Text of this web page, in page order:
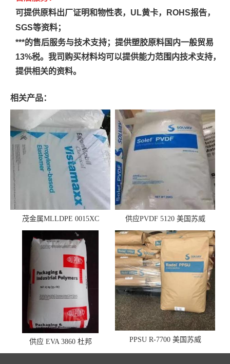
可提供原料出厂证明和物性表，UL黄卡，ROHS报告，
SGS等资料；
***的售后服务与技术支持； 提供塑胶原料国内一般贸易
13%税。 我司购买材料均可以提供能力范围内技术支持，
提供相关的资料。
相关产品：
茂金属MLLDPE 0015XC
0019XC 现货
供应PVDF 5120 美国苏威
供应 EVA 3860 杜邦 PPSU R-7700 美国苏威